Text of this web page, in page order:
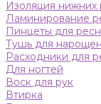
Изоляция нижних
Ламинирование
Пинцеты для
Тушь для
Расходники для
Для ногтей
Воск для рук
Втирка